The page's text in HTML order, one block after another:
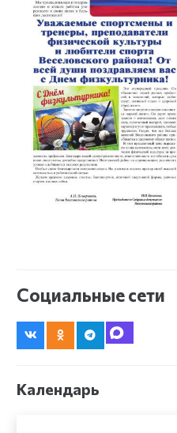
Социальные сети
Календарь